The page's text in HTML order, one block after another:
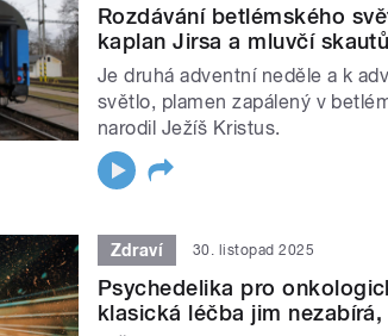
Rozdávání betlémského
kaplan Jirsa a mluvčí
Je druhá adventní neděle a k
světlo, plamen zapálený v
narodil Ježíš Kristus.
Zdraví 30. listopad 2025
Psychedelika pro
klasická léčba jim